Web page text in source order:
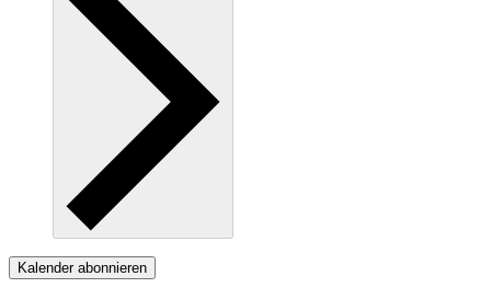
Kalender abonnieren